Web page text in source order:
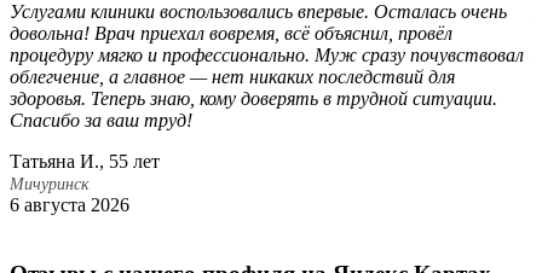
Услугами клиники воспользовались впервые. Осталась очень
довольна! Врач приехал вовремя, всё объяснил, провёл
процедуру мягко и профессионально. Муж сразу почувствовал
облегчение, а главное — нет никаких последствий для
здоровья. Теперь знаю, кому доверять в трудной ситуации.
Спасибо за ваш труд!
Татьяна И., 55 лет
Мичуринск
6 августа 2026